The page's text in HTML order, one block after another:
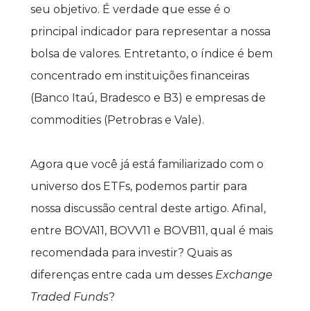
seu objetivo. É verdade que esse é o
principal indicador para representar a nossa
bolsa de valores. Entretanto, o índice é bem
concentrado em instituições financeiras
(Banco Itaú, Bradesco e B3) e empresas de
commodities (Petrobras e Vale).
Agora que você já está familiarizado com o
universo dos ETFs, podemos partir para
nossa discussão central deste artigo. Afinal,
entre BOVA11, BOVV11 e BOVB11, qual é mais
recomendada para investir? Quais as
diferenças entre cada um desses Exchange
Traded Funds?